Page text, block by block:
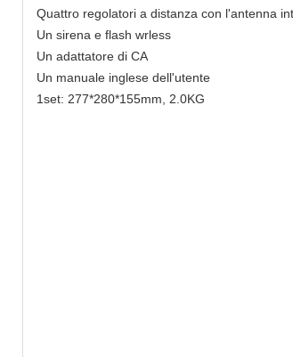
Quattro regolatori a distanza con l'antenna
Un sirena e flash wrless
Un adattatore di CA
Un manuale inglese dell'utente
1set: 277*280*155mm, 2.0KG